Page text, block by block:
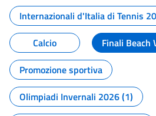
Internazionali d'Italia di Tennis
Calcio
Finali Beach
Promozione sportiva
Olimpiadi Invernali 2026 (1)